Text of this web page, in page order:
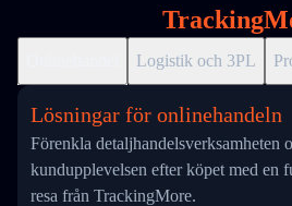
Logistik och 3PL
Lösningar för onlinehandeln
Förenkla detaljhandelsverksamheten
kundupplevelsen efter köpet med en
resa från TrackingMore.